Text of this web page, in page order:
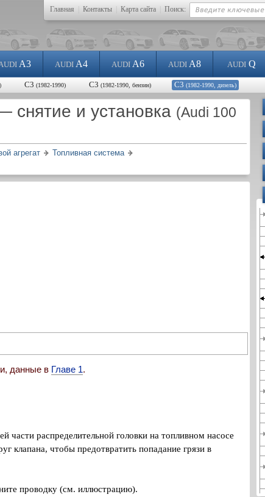
Главная Контакты Карта сайта Поиск:
A3 AUDI A4 AUDI A6 AUDI A8 AUDIQ
С3 (1982-1990) С3 (1982-1990, бензин) С3 (1982-1990, дизель)
снятие и установка (Audi 100
агрегат
Топливная система
данные в Главе 1.
части распределительной головки на топливном насосе
клапана, чтобы предотвратить попадание грязи в
проводку (см. иллюстрацию).